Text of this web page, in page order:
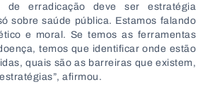
de erradicação deve ser estratégia
sobre saúde pública. Estamos falando
e moral. Se temos as ferramentas
temos que identificar onde estão
quais são as barreiras que existem,
afirmou.